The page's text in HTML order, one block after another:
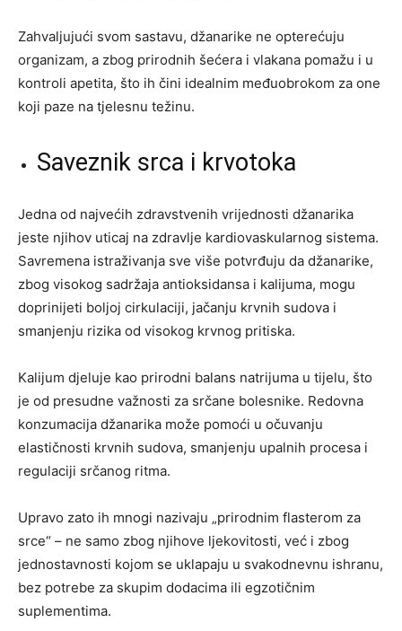
Zahvaljujući svom sastavu, džanarike ne opterećuju
organizam, a zbog prirodnih šećera i vlakana pomažu i u
kontroli apetita, što ih čini idealnim međuobrokom za one
koji paze na tjelesnu težinu.
Saveznik srca i krvotoka
Jedna od najvećih zdravstvenih vrijednosti džanarika
jeste njihov uticaj na zdravlje kardiovaskularnog sistema.
Savremena istraživanja sve više potvrđuju da džanarike,
zbog visokog sadržaja antioksidansa i kalijuma, mogu
doprinijeti boljoj cirkulaciji, jačanju krvnih sudova i
smanjenju rizika od visokog krvnog pritiska.
Kalijum djeluje kao prirodni balans natrijuma u tijelu, što
je od presudne važnosti za srčane bolesnike. Redovna
konzumacija džanarika može pomoći u očuvanju
elastičnosti krvnih sudova, smanjenju upalnih procesa i
regulaciji srčanog ritma.
Upravo zato ih mnogi nazivaju „prirodnim flasterom za
srce“ – ne samo zbog njihove ljekovitosti, već i zbog
jednostavnosti kojom se uklapaju u svakodnevnu ishranu,
bez potrebe za skupim dodacima ili egzotičnim
suplementima.